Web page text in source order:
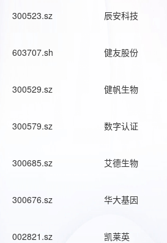
300523.sz 辰安科技
603707.sh 健友股份
300529.sz 健帆生物
300579.sz 数字认证
300685.sz 艾德生物
300676.sz 华大基因
002821.sz 凯莱英